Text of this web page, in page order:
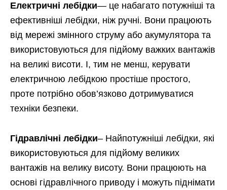
Електричні лебідки— це набагато потужніші та
ефективніші лебідки, ніж ручні. Вони працюють
від мережі змінного струму або акумулятора та
використовуються для підйому важких вантажів
на великі висоти. І, тим не менш, керувати
електричною лебідкою простіше простого,
проте потрібно обов’язково дотримуватися
техніки безпеки.
Гідравлічні лебідки– Найпотужніші лебідки, які
використовуються для підйому великих
вантажів на велику висоту. Вони працюють на
основі гідравлічного приводу і можуть піднімати